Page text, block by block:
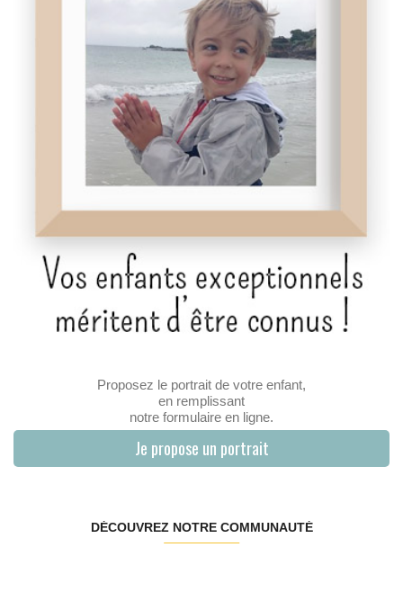
Proposez le portrait de votre enfant,
en remplissant
notre formulaire en ligne.
Je propose un portrait
DÉCOUVREZ NOTRE COMMUNAUTÉ